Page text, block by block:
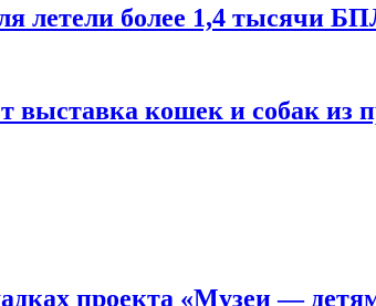
летели более 1,4 тысячи
выставка кошек и собак из
проекта «Музеи —